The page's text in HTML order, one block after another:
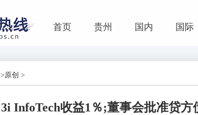
首页 贵州 国内 国际
>原创 >
3i InfoTech收益1％;董事会批准贷方